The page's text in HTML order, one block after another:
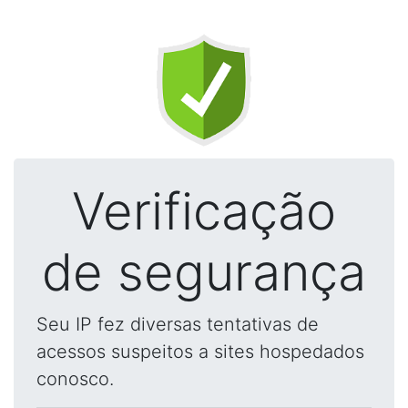
Verificação
de segurança
Seu IP fez diversas tentativas de
acessos suspeitos a sites hospedados
conosco.